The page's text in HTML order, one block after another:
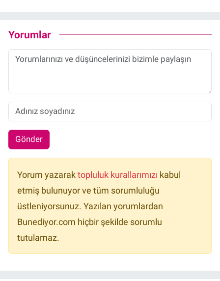
Yorumlar
Gönder
Yorum yazarak topluluk kurallarımızı kabul
etmiş bulunuyor ve tüm sorumluluğu
üstleniyorsunuz. Yazılan yorumlardan
Bunediyor.com hiçbir şekilde sorumlu
tutulamaz.